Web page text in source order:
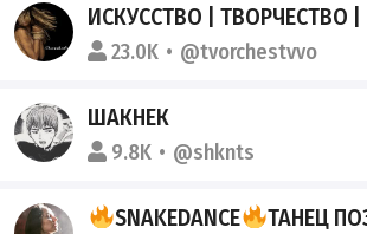
ИСКУССТВО | ТВОРЧЕСТВО
23.0K @tvorchestvvo
ШАКНЕК
9.8K @shknts
SNAKEDANCE ТАНЕЦ